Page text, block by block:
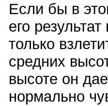
Если бы в
его
только
средних
высоте он
нормально